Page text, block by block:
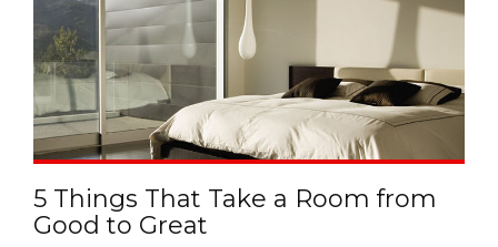
5 Things That Take a Room from
Good to Great